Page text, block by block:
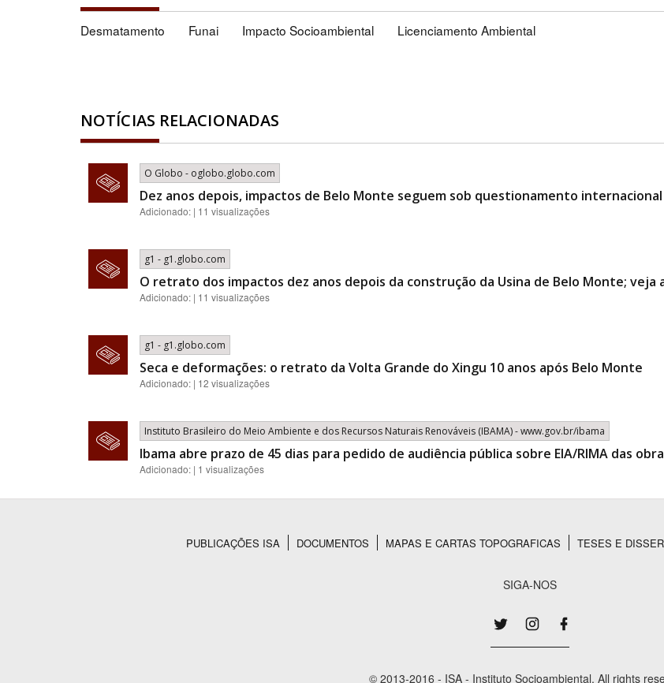
Desmatamento Funai Impacto Socioambiental Licenciamento Ambiental
NOTÍCIAS RELACIONADAS
O Globo - oglobo.globo.com
Dez anos depois, impactos de Belo Monte seguem sob questionamento internacional
Adicionado: | 11 visualizações
g1 - g1.globo.com
O retrato dos impactos dez anos depois da construção da Usina de Belo Monte; veja
Adicionado: | 11 visualizações
g1 - g1.globo.com
Seca e deformações: o retrato da Volta Grande do Xingu 10 anos após Belo Monte
Adicionado: | 12 visualizações
Instituto Brasileiro do Meio Ambiente e dos Recursos Naturais Renováveis (IBAMA) - www.gov.br/ibama
Ibama abre prazo de 45 dias para pedido de audiência pública sobre EIA/RIMA das
Adicionado: | 1 visualizações
PUBLICAÇÕES ISA DOCUMENTOS MAPAS E CARTAS TOPOGRAFICAS TESES E
SIGA-NOS
© 2013-2016 - ISA - Instituto Socioambiental. All rights